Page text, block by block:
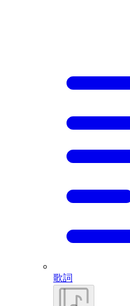
歌詞